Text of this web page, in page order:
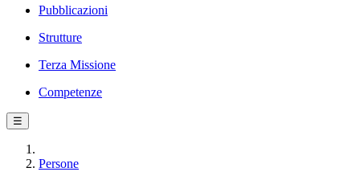
Pubblicazioni
Strutture
Terza Missione
Competenze
☰
Persone